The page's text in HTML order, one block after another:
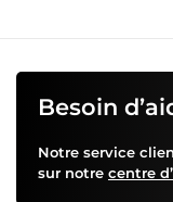
Besoin
Notre service
sur notre centre